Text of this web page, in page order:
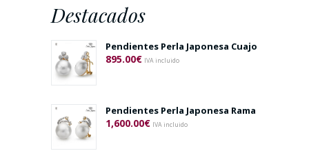
Destacados
Pendientes Perla Japonesa Cuajo
895.00€ IVA incluido
Pendientes Perla Japonesa Rama
1,600.00€ IVA incluido